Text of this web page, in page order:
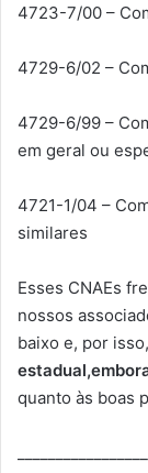
4723-7/00 –
4729-6/02 –
4729-6/99 –
em geral ou
4721-1/04 –
similares
Esses CNAEs
nossos
baixo e, por isso,
estadual,
quanto às boas